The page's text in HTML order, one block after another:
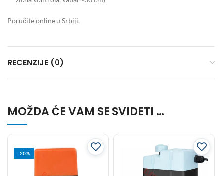
Poručite online u Srbiji.
RECENZIJE (0)
MOŽDA ĆE VAM SE SVIDETI …
-20%